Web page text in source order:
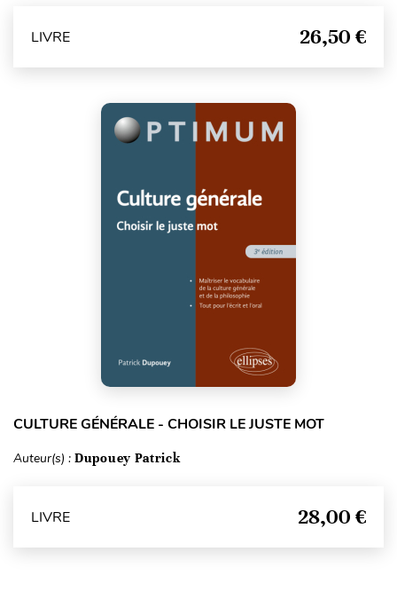
LIVRE 26,50 €
CULTURE GÉNÉRALE - CHOISIR LE JUSTE MOT
Auteur(s) : Dupouey Patrick
LIVRE 28,00 €